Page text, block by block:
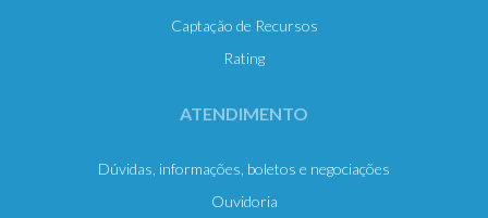
Captação de Recursos
Rating
ATENDIMENTO
Dúvidas, informações, boletos e negociações
Ouvidoria